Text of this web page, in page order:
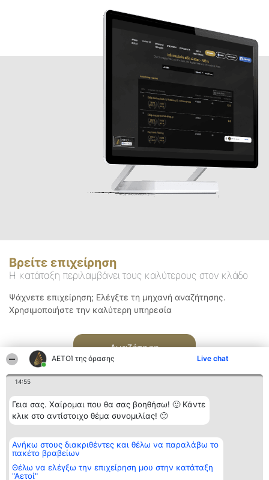
ΑΕΤΟΊ της όρασης Live chat
14:55
Γεια σας. Χαίρομαι που θα σας βοηθήσω! 🙂 Κάντε
κλικ στο αντίστοιχο θέμα συνομιλίας! 🙂
Ανήκω στους διακριθέντες και θέλω να παραλάβω το
πακέτο βραβείων
Θέλω να ελέγξω την επιχείρηση μου στην κατάταξη
"Αετοί"
Βρείτε επιχείρηση
Η κατάταξη περιλαμβάνει τους καλύτερους στον κλάδο
Ψάχνετε επιχείρηση; Ελέγξτε τη μηχανή αναζήτησης.
Χρησιμοποιήστε την καλύτερη υπηρεσία
Αναζήτηση
Διοργανωτής της
κατάταξης
BEAUTIFUL COMPANY
ΤΗΛ. ΕΠΙΚΟΙΝΩΝΙΑΣ:
Κατάταξη
Διακριθέντες
των
διακριθέντων
Επικοινωνία
Επικοινωνία